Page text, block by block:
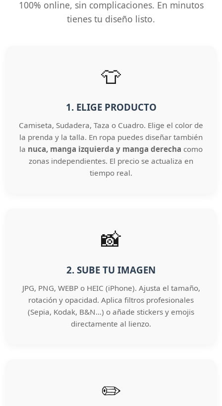
100% online, sin complicaciones. En minutos
tienes tu diseño listo.
👕
1. ELIGE PRODUCTO
Camiseta, Sudadera, Taza o Cuadro. Elige el color de
la prenda y la talla. En ropa puedes diseñar también
la nuca, manga izquierda y manga derecha como
zonas independientes. El precio se actualiza en
tiempo real.
📸
2. SUBE TU IMAGEN
JPG, PNG, WEBP o HEIC (iPhone). Ajusta el tamaño,
rotación y opacidad. Aplica filtros profesionales
(Sepia, Kodak, B&N…) o añade stickers y emojis
directamente al lienzo.
✏️